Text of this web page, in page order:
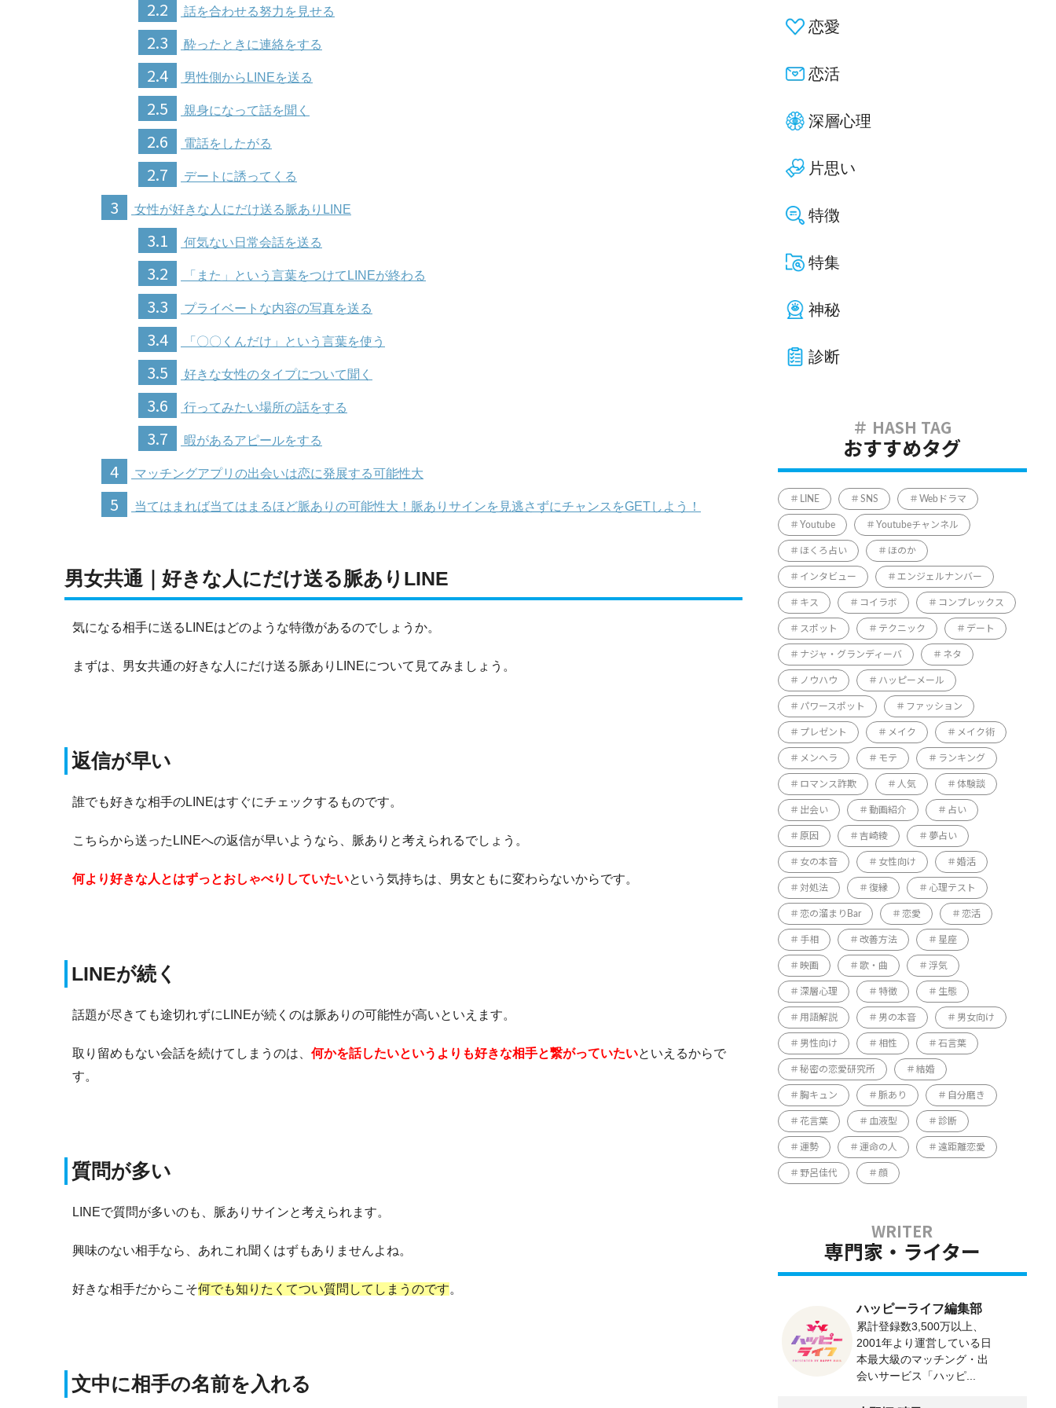
2.2 話を合わせる努力を見せる
2.3 酔ったときに連絡をする
2.4 男性側からLINEを送る
2.5 親身になって話を聞く
2.6 電話をしたがる
2.7 デートに誘ってくる
3 女性が好きな人にだけ送る脈ありLINE
3.1 何気ない日常会話を送る
3.2 「また」という言葉をつけてLINEが終わる
3.3 プライベートな内容の写真を送る
3.4 「〇〇くんだけ」という言葉を使う
3.5 好きな女性のタイプについて聞く
3.6 行ってみたい場所の話をする
3.7 暇があるアピールをする
4 マッチングアプリの出会いは恋に発展する可能性大
5 当てはまれば当てはまるほど脈ありの可能性大！脈ありサインを見逃さずにチャンスをGETしよう！
男女共通｜好きな人にだけ送る脈ありLINE
気になる相手に送るLINEはどのような特徴があるのでしょうか。
まずは、男女共通の好きな人にだけ送る脈ありLINEについて見てみましょう。
返信が早い
誰でも好きな相手のLINEはすぐにチェックするものです。
こちらから送ったLINEへの返信が早いようなら、脈ありと考えられるでしょう。
何より好きな人とはずっとおしゃべりしていたいという気持ちは、男女ともに変わらないからです。
LINEが続く
話題が尽きても途切れずにLINEが続くのは脈ありの可能性が高いといえます。
取り留めもない会話を続けてしまうのは、 何かを話したいというよりも好きな相手と繋がっていたいといえるからで
す。
質問が多い
LINEで質問が多いのも、脈ありサインと考えられます。
興味のない相手なら、あれこれ聞くはずもありませんよね。
好きな相手だからこそ何でも知りたくてつい質問してしまうのです。
文中に相手の名前を入れる
恋愛
恋活
深層心理
片思い
特徴
特集
神秘
診断
おすすめタグ
LINE SNS Webドラマ
Youtube Youtubeチャンネル
ほくろ占い ほのか
インタビュー エンジェルナンバー
キス コイラボ コンプレックス
スポット テクニック デート
ナジャ・グランディーバ ネタ
ノウハウ ハッピーメール
パワースポット ファッション
プレゼント メイク メイク術
メンヘラ モテ ランキング
ロマンス詐欺 人気 体験談
出会い 動画紹介 占い
原因 吉崎綾 夢占い
女の本音 女性向け 婚活
対処法 復縁 心理テスト
恋の溜まりBar 恋愛 恋活
手相 改善方法 星座
映画 歌・曲 浮気
深層心理 特徴 生態
用語解説 男の本音 男女向け
男性向け 相性 石言葉
秘密の恋愛研究所 結婚
胸キュン 脈あり 自分磨き
花言葉 血液型 診断
運勢 運命の人 遠距離恋愛
野呂佳代 顔
専門家・ライター
ハッピーライフ編集部
累計登録数3,500万以上、
2001年より運営している日
本最大級のマッチング・出
会いサービス「ハッピ...